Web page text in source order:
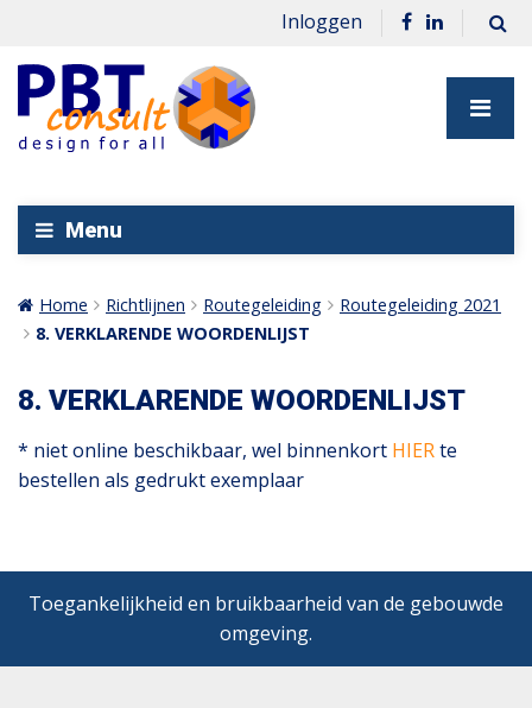
Inloggen
Menu
Home Richtlijnen Routegeleiding
Routegeleiding 2021
8. VERKLARENDE WOORDENLIJST
8. VERKLARENDE WOORDENLIJST
* niet online beschikbaar, wel binnenkort HIERte
bestellen als gedrukt exemplaar
Toegankelijkheid en bruikbaarheid van de gebouwde
omgeving.